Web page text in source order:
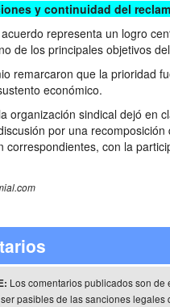
y continuidad del
representa un logro
de los principales objetivos
remarcaron que la prioridad
económico.
organización sindical dejó en
por una
correspondientes, con la
Los comentarios publicados son
pasibles de las sanciones